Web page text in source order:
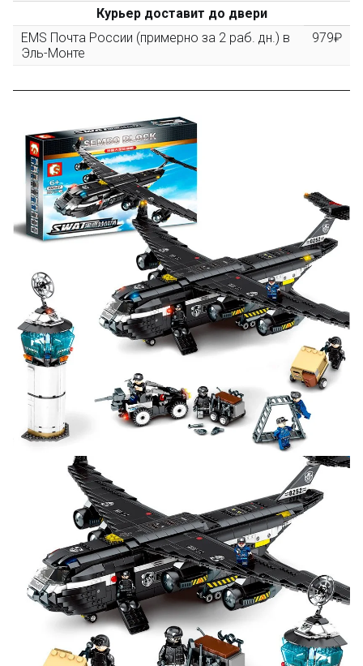
Скидка за обзор
(фото сборки) до 10%
Скидка за отзыв
на нашем сайте
Оставьте отзыв (не менее 50 символов) о товаре на
нашем сайте и получите купон на скидку 50₽ за
текстовый отзыв или 100₽ за отзыв с фото.
Скидка за отзыв
на Яндекс.Маркете 150₽
Оставьте отзыв (не менее 50 символов) о товаре
через систему
с обязательным
указанием номера и даты заказа в нашем магазине
и получите купон на скидку 150₽
...уже сейчас
Участвуйте в конкурсах и розыгрышах в нашейгруппе
и выигрывайте отличные призы!
Подробные условия всех акций и бонусов...
Курьер доставит до двери
EMS Почта России (примерно за 2 раб. дн.) в
Эль-Монте
979₽